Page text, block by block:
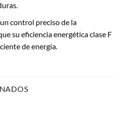
control preciso de la
su eficiencia energética clase F
de energía.